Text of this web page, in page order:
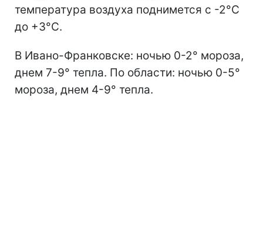
температура воздуха поднимется с -2°С
до +3°С.
В Ивано-Франковске: ночью 0-2° мороза,
днем 7-9° тепла. По области: ночью 0-5°
мороза, днем 4-9° тепла.